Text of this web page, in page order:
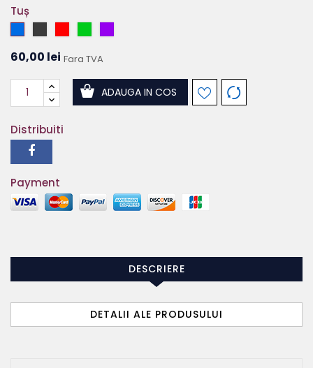
Tuș
Albastru
60,00 lei Fara TVA
ADAUGA IN COS
Distribuiti
Payment
DESCRIERE
DETALII ALE PRODUSULUI